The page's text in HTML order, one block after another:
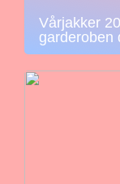
Vårjakker
garderoben